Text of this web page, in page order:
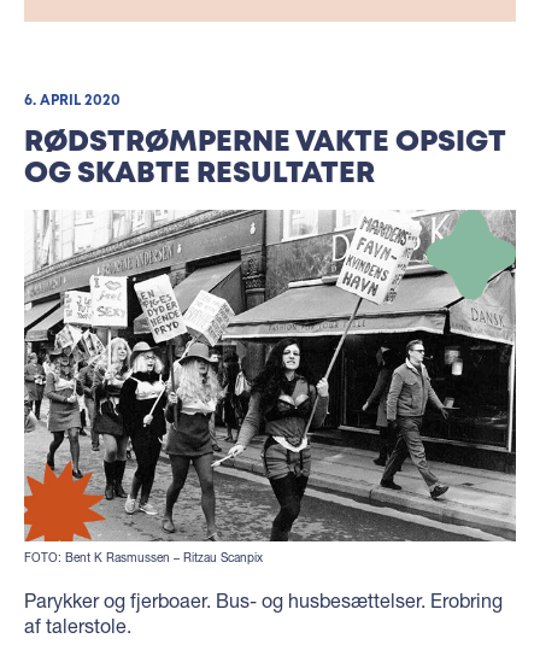
6. APRIL 2020
RØDSTRØMPERNE VAKTE OPSIGT
OG SKABTE RESULTATER
FOTO: Bent K Rasmussen – Ritzau Scanpix
Parykker og fjerboaer. Bus- og husbesættelser. Erobring
af talerstole.